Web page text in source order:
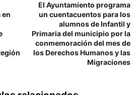
en
El Ayuntamiento programa
un cuentacuentos para los
alumnos de Infantil y
Primaria del municipio por la
conmemoración del mes de
los Derechos Humanos y las
Migraciones